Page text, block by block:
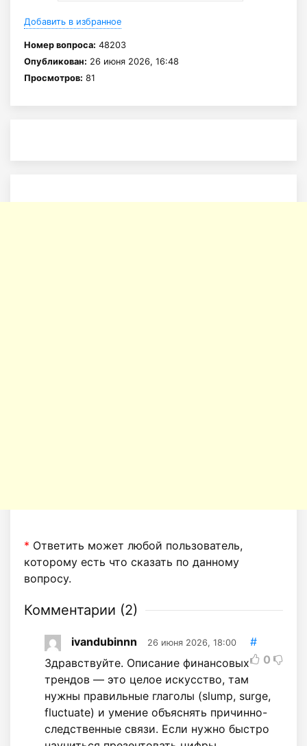
Добавить в избранное
Номер вопроса: 48203
Опубликован: 26 июня 2026, 16:48
Просмотров: 81
* Ответить может любой пользователь,
которому есть что сказать по данному
вопросу.
Комментарии (2)
ivandubinnn 26 июня 2026, 18:00
#
0
Здравствуйте. Описание финансовых
трендов — это целое искусство, там
нужны правильные глаголы (slump, surge,
fluctuate) и умение объяснять причинно-
следственные связи. Если нужно быстро